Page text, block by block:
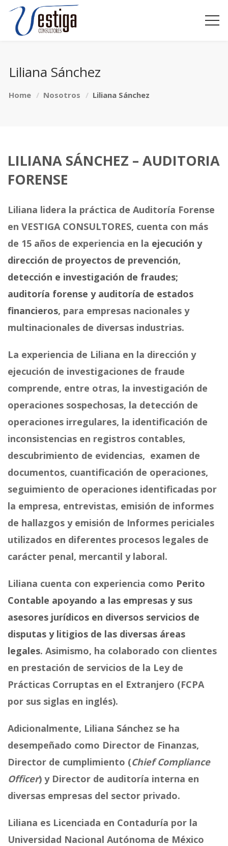
Liliana Sánchez
Home Nosotros Liliana Sánchez
LILIANA SÁNCHEZ – AUDITORIA
FORENSE
Liliana lidera la práctica de Auditoría Forense
en VESTIGA CONSULTORES, cuenta con más
de 15 años de experiencia en la ejecución y
dirección de proyectos de prevención,
detección e investigación de fraudes;
auditoría forense y auditoría de estados
financieros, para empresas nacionales y
multinacionales de diversas industrias.
La experiencia de Liliana en la dirección y
ejecución de investigaciones de fraude
comprende, entre otras, la investigación de
operaciones sospechosas, la detección de
operaciones irregulares, la identificación de
inconsistencias en registros contables,
descubrimiento de evidencias, examen de
documentos, cuantificación de operaciones,
seguimiento de operaciones identificadas por
la empresa, entrevistas, emisión de informes
de hallazgos y emisión de Informes periciales
utilizados en diferentes procesos legales de
carácter penal, mercantil y laboral.
Liliana cuenta con experiencia como Perito
Contable apoyando a las empresas y sus
asesores jurídicos en diversos servicios de
disputas y litigios de las diversas áreas
legales. Asimismo, ha colaborado con clientes
en prestación de servicios de la Ley de
Prácticas Corruptas en el Extranjero (FCPA
por sus siglas en inglés).
Adicionalmente, Liliana Sánchez se ha
desempeñado como Director de Finanzas,
Director de cumplimiento (Chief Compliance
Officer) y Director de auditoría interna en
diversas empresas del sector privado.
Liliana es Licenciada en Contaduría por la
Universidad Nacional Autónoma de México